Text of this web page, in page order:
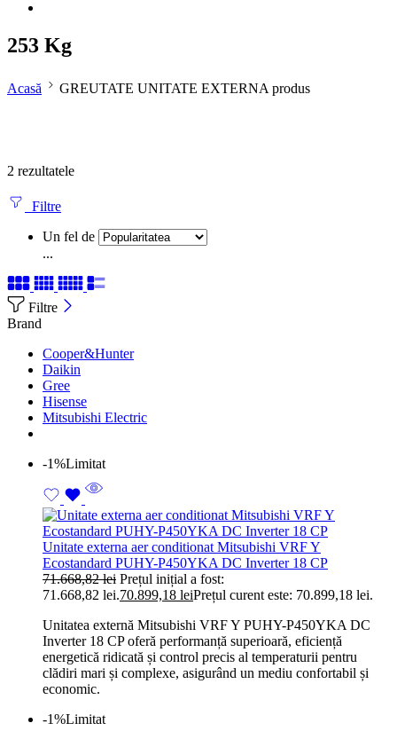
253 Kg
Acasă GREUTATE UNITATE EXTERNA produs
2 rezultatele
Filtre
Un fel de
...
Filtre
Brand
Cooper&Hunter
Daikin
Gree
Hisense
Mitsubishi Electric
-1%Limitat
Unitate externa aer conditionat Mitsubishi VRF Y
Ecostandard PUHY-P450YKA DC Inverter 18 CP
71.668,82lei Prețul inițial a fost:
71.668,82 lei.70.899,18 leiPrețul curent este: 70.899,18 lei.
Unitatea externă Mitsubishi VRF Y PUHY-P450YKA DC
Inverter 18 CP oferă performanță superioară, eficiență
energetică ridicată și control precis al temperaturii pentru
clădiri mari și complexe, asigurând un mediu confortabil și
economic.
-1%Limitat